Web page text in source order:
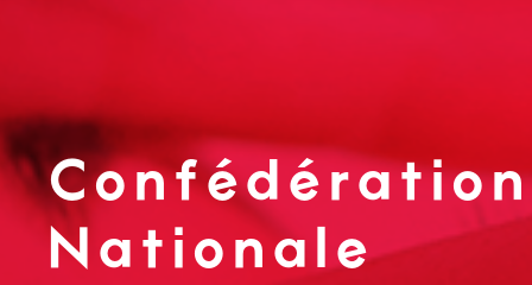
Confédération
Nationale